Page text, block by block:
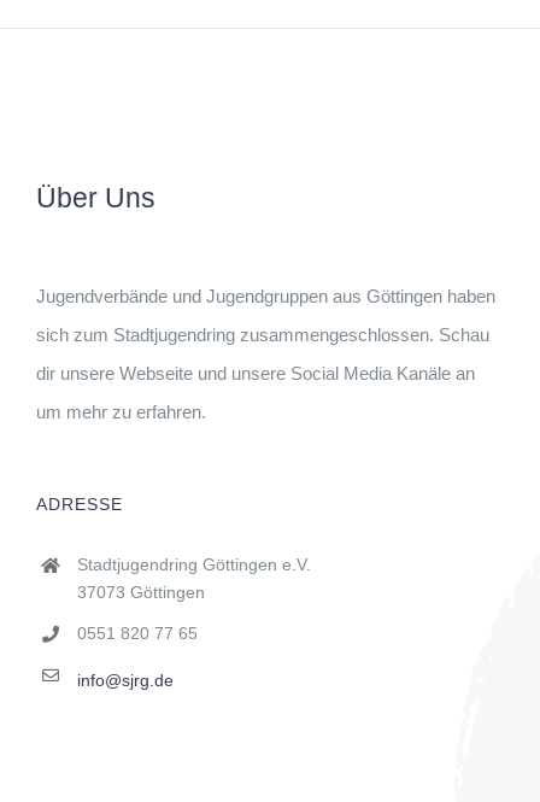
Über Uns
Jugendverbände und Jugendgruppen aus Göttingen haben
sich zum Stadtjugendring zusammengeschlossen. Schau
dir unsere Webseite und unsere Social Media Kanäle an
um mehr zu erfahren.
ADRESSE
Stadtjugendring Göttingen e.V.
37073 Göttingen
0551 820 77 65
info@sjrg.de